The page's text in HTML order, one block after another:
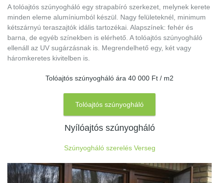
A tolóajtós szúnyogháló egy strapabíró szerkezet, melynek kerete
minden eleme alumíniumból készül. Nagy felületeknél, minimum
kétszárnyú teraszajtók idális tartozékai. Alapszínek: fehér és
barna, de egyéb színekben is elérhető. A tolóajtós szúnyogháló
ellenáll az UV sugárzásnak is. Megrendelhető egy, két vagy
háromkeretes kivitelben is.
Tolóajtós szúnyogháló ára 40 000 Ft / m2
Tolóajtós szúnyogháló
Nyílóajtós szúnyogháló
Szúnyogháló szerelés Verseg